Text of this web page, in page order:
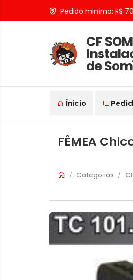
Pedido minímo: R$
CF SOM
de
Ínicio
FÊMEA
/ Categorias /